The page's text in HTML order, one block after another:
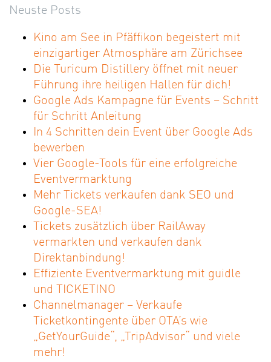
Neuste Posts
Kino am See in Pfäffikon begeistert mit
einzigartiger Atmosphäre am Zürichsee
Die Turicum Distillery öffnet mit neuer
Führung ihre heiligen Hallen für dich!
Google Ads Kampagne für Events – Schritt
für Schritt Anleitung
In 4 Schritten dein Event über Google Ads
bewerben
Vier Google-Tools für eine erfolgreiche
Eventvermarktung
Mehr Tickets verkaufen dank SEO und
Google-SEA!
Tickets zusätzlich über RailAway
vermarkten und verkaufen dank
Direktanbindung!
Effiziente Eventvermarktung mit guidle
und TICKETINO
Channelmanager – Verkaufe
Ticketkontingente über OTA’s wie
„GetYourGuide“, „TripAdvisor“ und viele
mehr!